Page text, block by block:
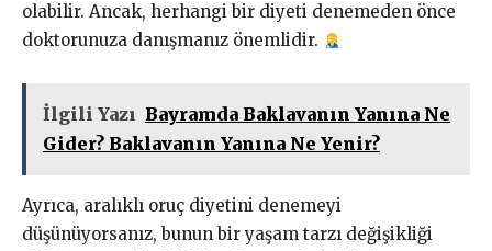
olabilir. Ancak, herhangi bir diyeti denemeden önce
doktorunuza danışmanız önemlidir.
İlgili Yazı Bayramda Baklavanın Yanına Ne
Gider? Baklavanın Yanına Ne Yenir?
Ayrıca, aralıklı oruç diyetini denemeyi
düşünüyorsanız, bunun bir yaşam tarzı değişikliği